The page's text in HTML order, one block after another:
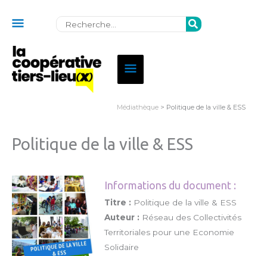
Rechercher:
de
l'en-
Menu
principal
Médiathèque> Politique de la ville & ESS
Politique de la ville & ESS
Informations du document :
Titre : Politique de la ville & ESS
Auteur : Réseau des Collectivités
Territoriales pour une Economie
Solidaire